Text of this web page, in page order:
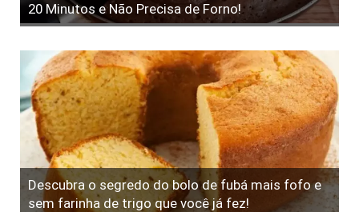
20 Minutos e Não Precisa de Forno!
Descubra o segredo do bolo de fubá mais fofo e
sem farinha de trigo que você já fez!